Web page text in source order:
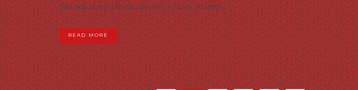
han oído que el caballo salta en L y cosas similares...
READ MORE